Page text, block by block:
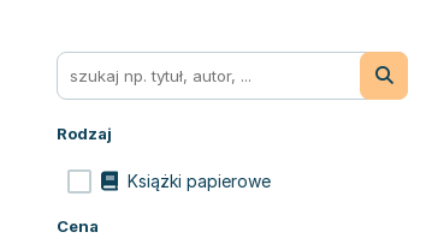
Rodzaj
Książki papierowe
Cena